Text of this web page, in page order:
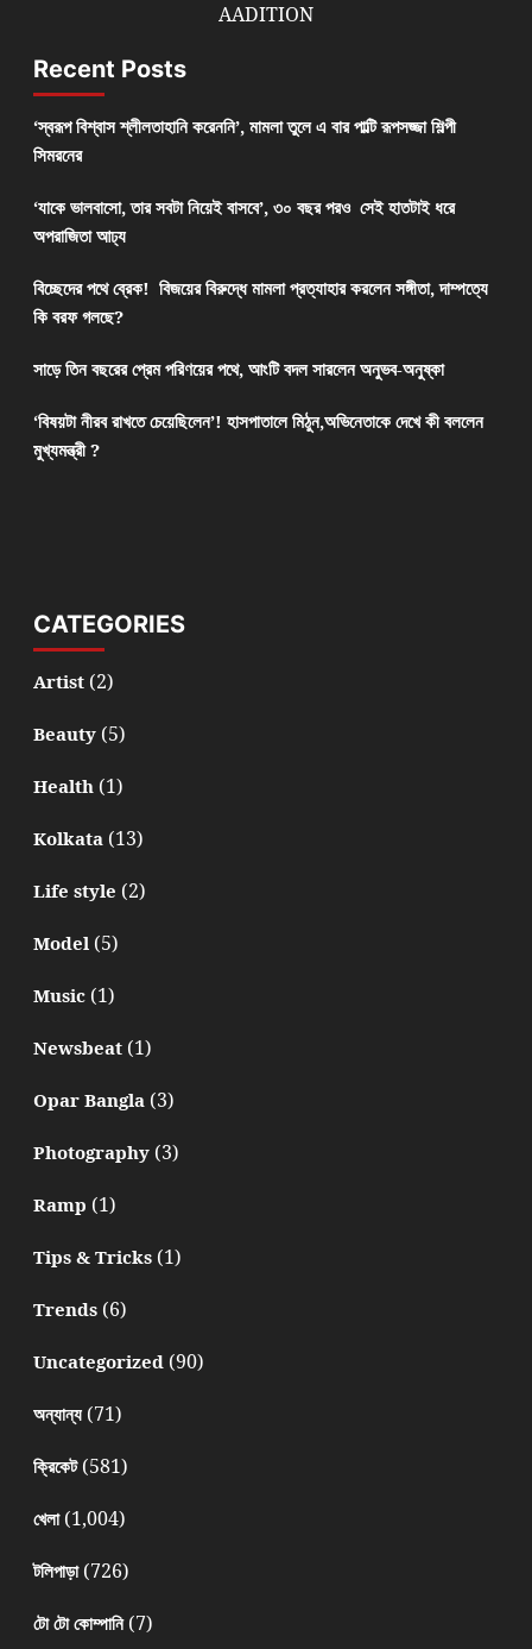
AADITION
Recent Posts
‘স্বরূপ বিশ্বাস শ্লীলতাহানি করেননি’, মামলা তুলে এ বার পাল্টি রূপসজ্জা শিল্পী
সিমরনের
‘যাকে ভালবাসো, তার সবটা নিয়েই বাসবে’, ৩০ বছর পরও সেই হাতটাই ধরে
অপরাজিতা আঢ্য
বিচ্ছেদের পথে ব্রেক! বিজয়ের বিরুদ্ধে মামলা প্রত্যাহার করলেন সঙ্গীতা, দাম্পত্যে
কি বরফ গলছে?
সাড়ে তিন বছরের প্রেম পরিণয়ের পথে, আংটি বদল সারলেন অনুভব-অনুষ্কা
‘বিষয়টা নীরব রাখতে চেয়েছিলেন’! হাসপাতালে মিঠুন,অভিনেতাকে দেখে কী বললেন
মুখ্যমন্ত্রী ?
CATEGORIES
Artist(2)
Beauty(5)
Health(1)
Kolkata(13)
Life style (2)
Model(5)
Music(1)
Newsbeat(1)
Opar Bangla(3)
Photography(3)
Ramp (1)
Tips & Tricks(1)
Trends(6)
Uncategorized(90)
অন্যান্য(71)
ক্রিকেট(581)
খেলা(1,004)
টলিপাড়া(726)
টো টো কোম্পানি(7)